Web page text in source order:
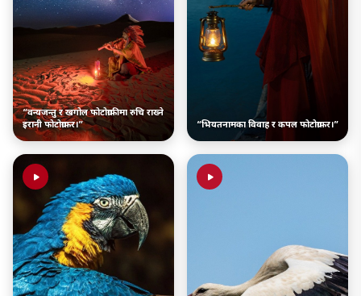
“वन्यजन्तु र खगोल फोटोग्राफीमा रुचि राख्ने
इरानी फोटोग्राफर।”
“भियतनामका विवाह र कपल फोटोग्राफर।”